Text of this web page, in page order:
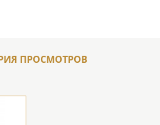
ПРОСМОТРОВ